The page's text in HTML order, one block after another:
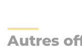
Autres